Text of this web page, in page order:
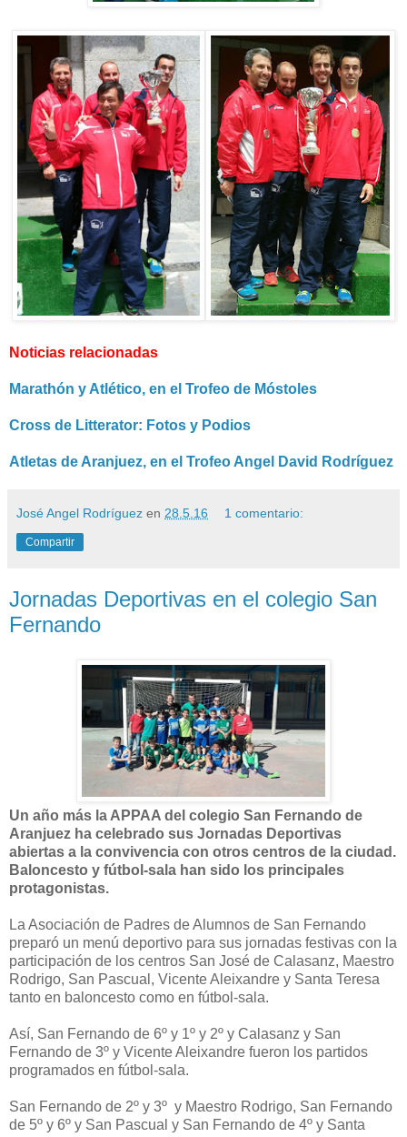
Noticias relacionadas
Marathón y Atlético, en el Trofeo de Móstoles
Cross de Litterator: Fotos y Podios
Atletas de Aranjuez, en el Trofeo Angel David Rodríguez
José Angel Rodríguez en 28.5.16 1 comentario:
Compartir
Jornadas Deportivas en el colegio San
Fernando
Un año más la APPAA del colegio San Fernando de
Aranjuez ha celebrado sus Jornadas Deportivas
abiertas a la convivencia con otros centros de la ciudad.
Baloncesto y fútbol-sala han sido los principales
protagonistas.
La Asociación de Padres de Alumnos de San Fernando
preparó un menú deportivo para sus jornadas festivas con la
participación de los centros San José de Calasanz, Maestro
Rodrigo, San Pascual, Vicente Aleixandre y Santa Teresa
tanto en baloncesto como en fútbol-sala.
Así, San Fernando de 6º y 1º y 2º y Calasanz y San
Fernando de 3º y Vicente Aleixandre fueron los partidos
programados en fútbol-sala.
San Fernando de 2º y 3º y Maestro Rodrigo, San Fernando
de 5º y 6º y San Pascual y San Fernando de 4º y Santa